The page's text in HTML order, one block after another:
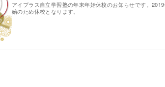
アイプラス自立学習塾の年末年始休校のお知らせです。
始のため休校となります。